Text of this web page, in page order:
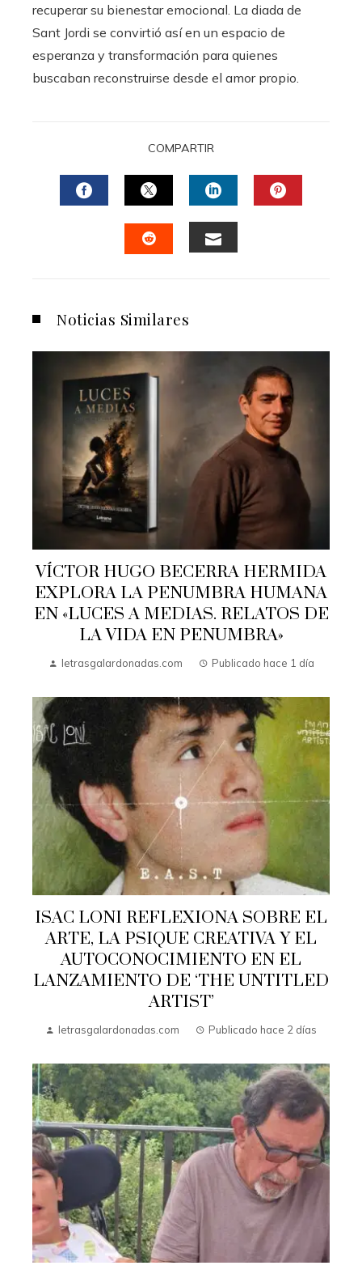
recuperar su bienestar emocional. La diada de
Sant Jordi se convirtió así en un espacio de
esperanza y transformación para quienes
buscaban reconstruirse desde el amor propio.
COMPARTIR
FACEBOOKTWITTERLINKEDIN
Noticias Similares
VÍCTOR HUGO BECERRA HERMIDA
EXPLORA LA PENUMBRA HUMANA
EN «LUCES A MEDIAS. RELATOS DE
LA VIDA EN PENUMBRA»
letrasgalardonadas.com Publicado hace 1 día
ISAC LONI REFLEXIONA SOBRE EL
ARTE, LA PSIQUE CREATIVA Y EL
AUTOCONOCIMIENTO EN EL
LANZAMIENTO DE ‘THE UNTITLED
ARTIST’
letrasgalardonadas.com Publicado hace 2 días